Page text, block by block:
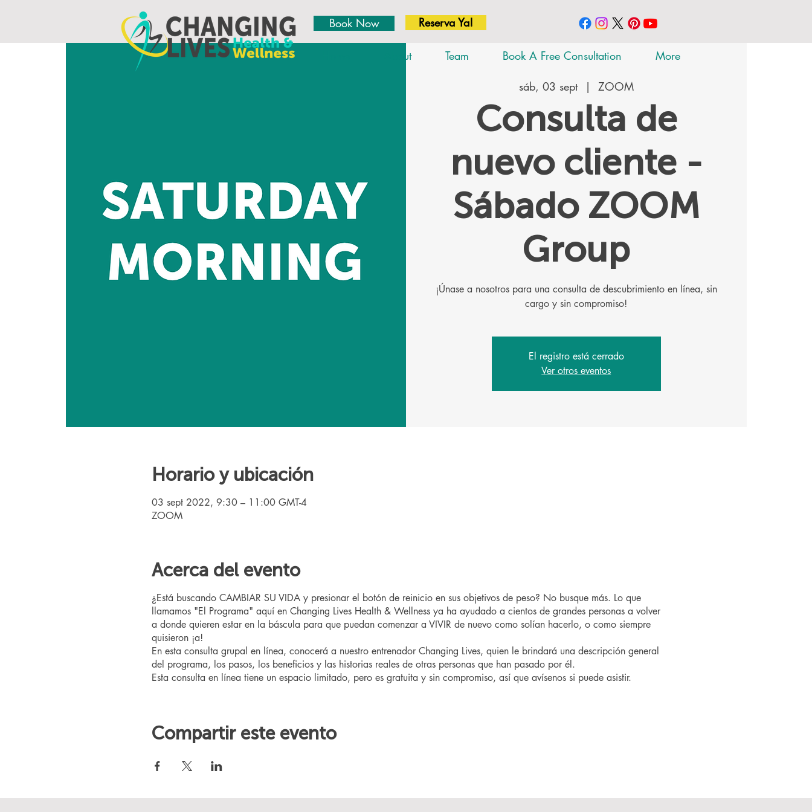
Book Now Reserva Ya!
About Team Book A Free Consultation More
sáb, 03 sept
  |
ZOOM
Consulta de
nuevo cliente -
Sábado ZOOM
Group
¡Únase a nosotros para una consulta de descubrimiento en línea, sin
El registro está cerrado
Ver otros eventos
Horario y ubicación
03 sept 2022, 9:30 – 11:00 GMT-4
ZOOM
Acerca del evento
¿Está buscando CAMBIAR SU VIDA y presionar el botón de reinicio en sus objetivos de peso? No busque más. Lo que
llamamos "El Programa" aquí en Changing Lives Health & Wellness ya ha ayudado a cientos de grandes personas a volver
a donde quieren estar en la báscula para que puedan comenzar a VIVIR de nuevo como solían hacerlo, o como siempre
quisieron ¡a!
En esta consulta grupal en línea, conocerá a nuestro entrenador Changing Lives, quien le brindará una descripción general
del programa, los pasos, los beneficios y las historias reales de otras personas que han pasado por él.
Esta consulta en línea tiene un espacio limitado, pero es gratuita y sin compromiso, así que avísenos si puede asistir.
Compartir este evento